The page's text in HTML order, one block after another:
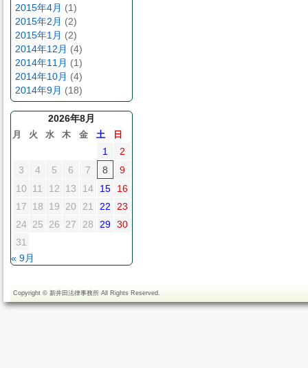
2015年4月 (1)
2015年2月 (2)
2015年1月 (2)
2014年12月 (4)
2014年11月 (1)
2014年10月 (4)
2014年9月 (18)
2026年8月
月 火 水 木 金 土 日
1
2
3
4 5 6 7 8
9
10
11 12 13 14 15
16
17
18 19 20 21 22
23
24 25 26 27 28 29 30
31
« 9月
Copyright © 新井田法律事務所 All Rights Reserved.